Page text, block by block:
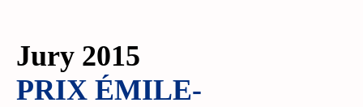
Jury 2015
PRIX ÉMILE-